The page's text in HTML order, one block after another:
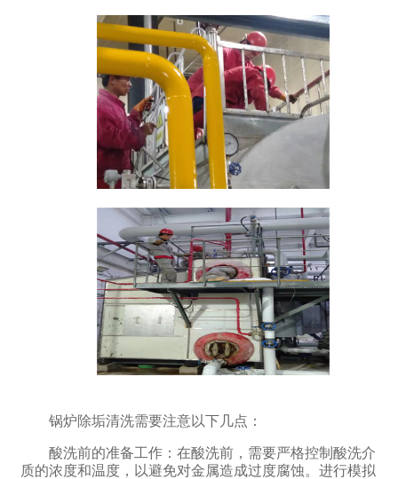
锅炉除垢清洗需要注意以下几点：‌
酸洗前的准备工作：‌在酸洗前，‌需要严格控制酸洗介
质的浓度和温度，‌以避免对金属造成过度腐蚀。‌进行模拟